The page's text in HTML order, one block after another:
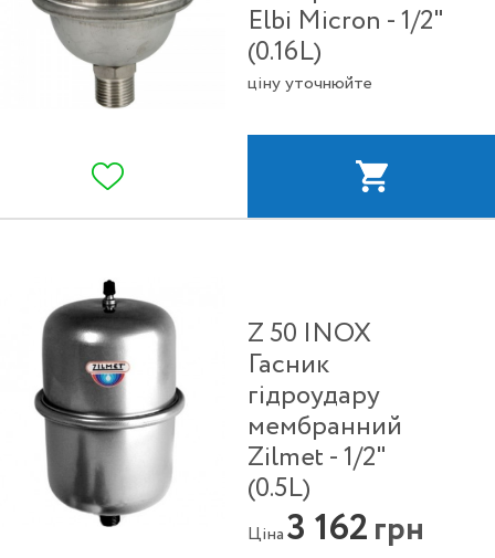
Elbi Micron - 1/2"
(0.16L)
ціну уточнюйте
Z 50 INOX
Гасник
гідроудару
мембранний
Zilmet - 1/2"
(0.5L)
Ціна3 162грн